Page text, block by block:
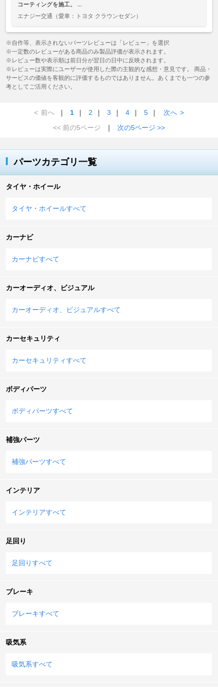
コーティングを施工。 ...
エナジー交通 （愛車：トヨタ クラウンセダン）
※自作等、表示されないパーツレビューは「レビュー」を選択
※一定数のレビューがある商品のみ製品評価が表示されます。
※レビュー数や表示順は前日分が翌日の日中に反映されます。
※レビューは実際にユーザーが使用した際の主観的な感想・意見です。 商品・
サービスの価値を客観的に評価するものではありません。あくまでも一つの参
考としてご活用ください。
< 前へ ｜ 1 ｜ 2 ｜ 3 ｜ 4 ｜ 5 ｜ 次へ >
<< 前の5ページ
｜ 次の5ページ >>
パーツカテゴリ一覧
タイヤ・ホイール
タイヤ・ホイールすべて
カーナビ
カーナビすべて
カーオーディオ、ビジュアル
カーオーディオ、ビジュアルすべて
カーセキュリティ
カーセキュリティすべて
ボディパーツ
ボディパーツすべて
補強パーツ
補強パーツすべて
インテリア
インテリアすべて
足回り
足回りすべて
ブレーキ
ブレーキすべて
吸気系
吸気系すべて